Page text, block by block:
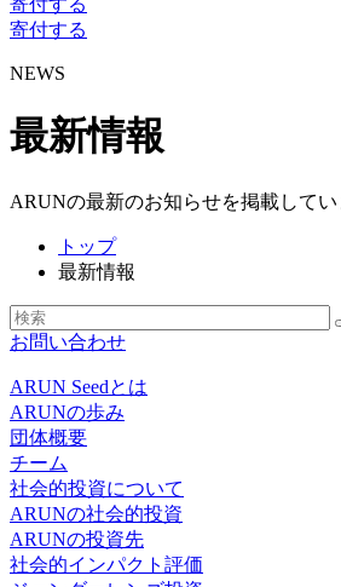
寄付する
寄付する
NEWS
最新情報
ARUNの最新のお知らせを掲載してい
トップ
最新情報
お問い合わせ
ARUN Seedとは
ARUNの歩み
団体概要
チーム
社会的投資について
ARUNの社会的投資
ARUNの投資先
社会的インパクト評価